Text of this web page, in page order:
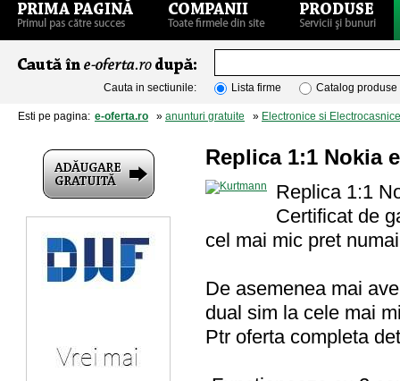
Cauta in sectiunile: Lista firme Catalog produse
Esti pe pagina: e-oferta.ro » anunturi gratuite » Electronice si Electrocasnice
Replica 1:1 Nokia
Replica 1:1
Certificat de
cel mai mic pret
De asemenea mai
dual sim la cele mai
Ptr oferta completa